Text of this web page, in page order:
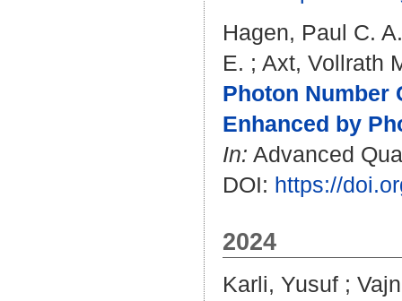
Hagen, Paul C. A.
E. ; Axt, Vollrath
Photon Number
Enhanced by
In: Advanced
DOI: https://
2024
Karli, Yusuf ;